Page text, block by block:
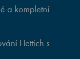
a kompletní
Hettich s